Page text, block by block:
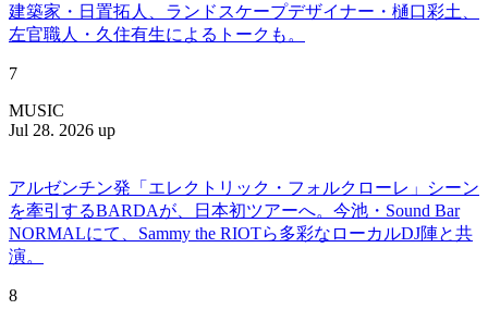
建築家・日置拓人、ランドスケープデザイナー・樋口彩土、
左官職人・久住有生によるトークも。
7
MUSIC
Jul 28. 2026 up
アルゼンチン発「エレクトリック・フォルクローレ」シーン
を牽引するBARDAが、日本初ツアーへ。今池・Sound Bar
NORMALにて、Sammy the RIOTら多彩なローカルDJ陣と共
演。
8